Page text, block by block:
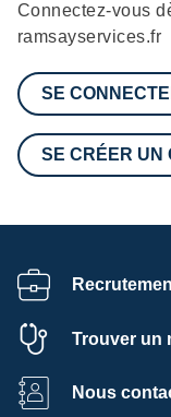
Connectez-vous
ramsayservices.fr
SE
SE CRÉER UN
Trouver un
Nous